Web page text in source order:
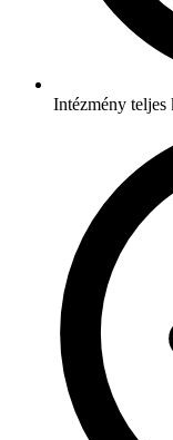
Intézmény teljes